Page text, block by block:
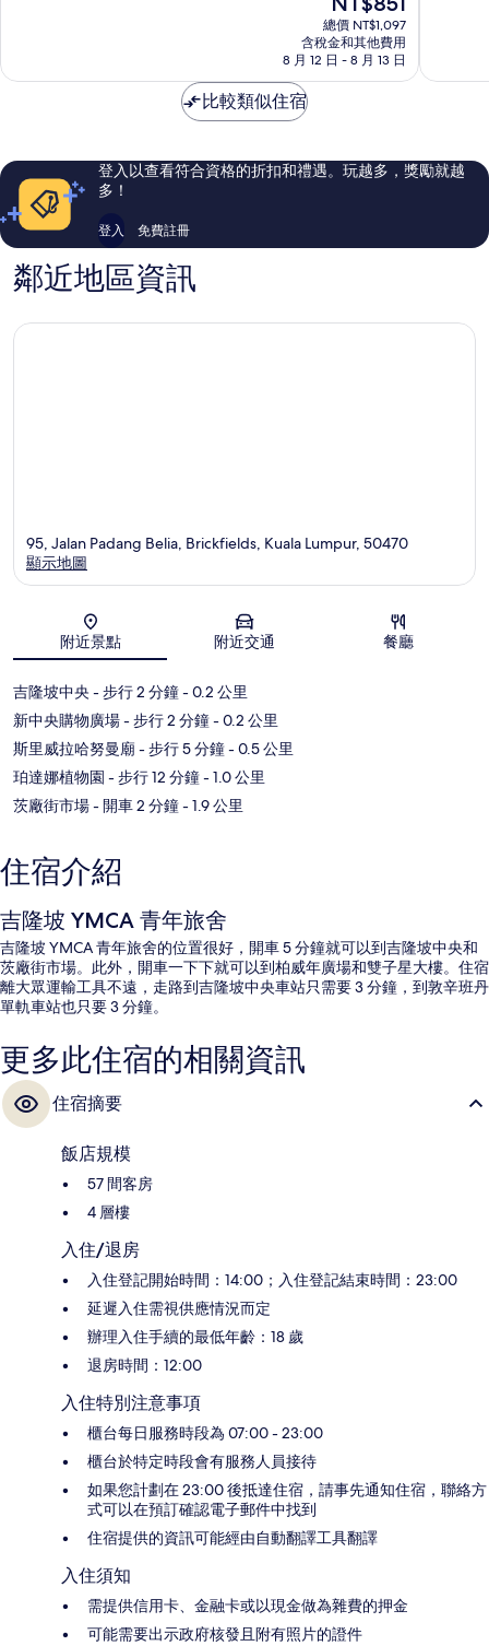
碑
好，
論
在
價
格
為
總價 NT$1,097
含稅金和其他費用
8 月 12 日 - 8 月 13 日
碑
了，
論
比較類似住宿
登入以查看符合資格的折扣和禮遇。玩越多，獎勵就越
多！
登入 免費註冊
鄰近地區資訊
地圖
95, Jalan Padang Belia, Brickfields, Kuala Lumpur, 50470
顯示地圖
附近景點 附近交通 餐廳
吉隆坡中央 - 步行 2 分鐘- 0.2 公里
新中央購物廣場- 步行 2 分鐘- 0.2 公里
斯里威拉哈努曼廟 - 步行 5 分鐘- 0.5 公里
珀達娜植物園 - 步行 12 分鐘- 1.0 公里
茨廠街市場- 開車 2 分鐘- 1.9 公里
住宿介紹
吉隆坡 YMCA 青年旅舍
吉隆坡 YMCA 青年旅舍的位置很好，開車 5 分鐘就可以到吉隆坡中央和
茨廠街市場。此外，開車一下下就可以到柏威年廣場和雙子星大樓。住宿
離大眾運輸工具不遠，走路到吉隆坡中央車站只需要 3 分鐘，到敦辛班丹
單軌車站也只要 3 分鐘。
更多此住宿的相關資訊
住宿摘要
飯店規模
57 間客房
4 層樓
入住/退房
入住登記開始時間：14:00；入住登記結束時間：23:00
延遲入住需視供應情況而定
辦理入住手續的最低年齡：18 歲
退房時間：12:00
入住特別注意事項
櫃台每日服務時段為 07:00 - 23:00
櫃台於特定時段會有服務人員接待
如果您計劃在 23:00 後抵達住宿，請事先通知住宿，聯絡方
式可以在預訂確認電子郵件中找到
住宿提供的資訊可能經由自動翻譯工具翻譯
入住須知
需提供信用卡、金融卡或以現金做為雜費的押金
可能需要出示政府核發且附有照片的證件